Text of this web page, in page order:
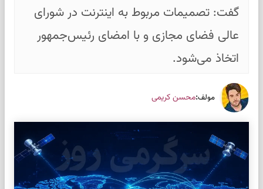
گفت: تصمیمات مربوط به اینترنت در شورای
عالی فضای مجازی و با امضای رئیس‌جمهور
اتخاذ می‌شود.
مولف:محسن کریمی